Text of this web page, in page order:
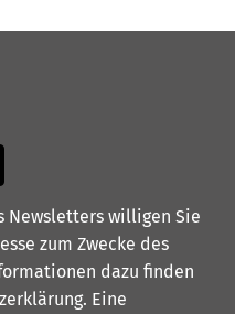
Newsletters willigen Sie
zum Zwecke des
dazu finden
. Eine